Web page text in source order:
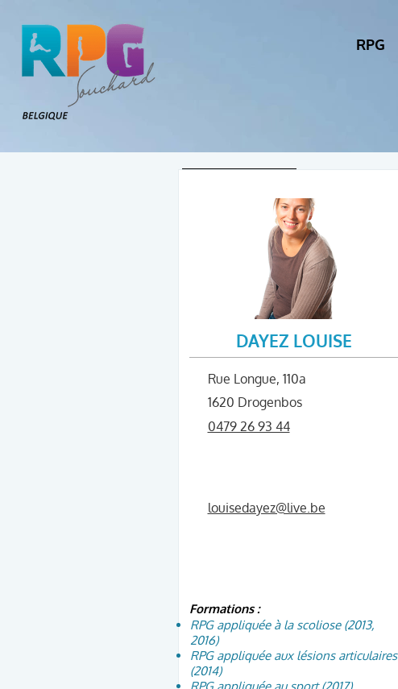
RPG
DAYEZ LOUISE
Rue Longue, 110a
1620 Drogenbos
0479 26 93 44
louisedayez@live.be
Formations :
RPG appliquée à la scoliose (2013,
2016)
RPG appliquée aux lésions articulaires
(2014)